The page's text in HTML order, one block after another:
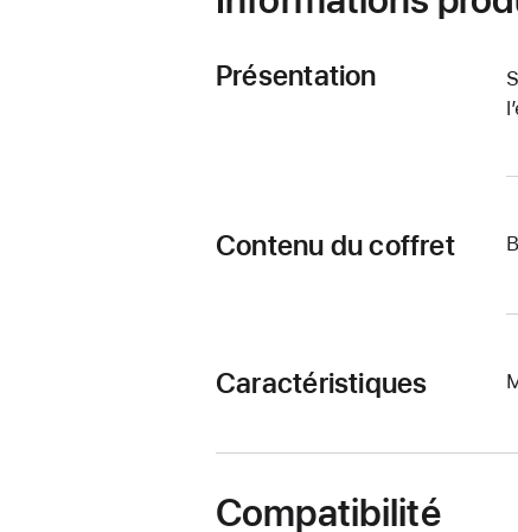
Présentation
Contenu du coffret
Caractéristiques
Compatibilité